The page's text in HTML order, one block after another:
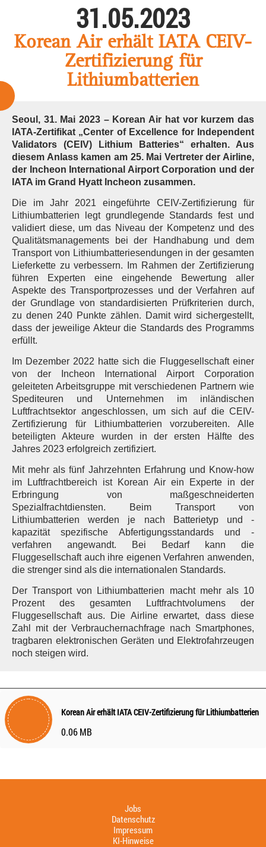
31.05.2023
Korean Air erhält IATA CEIV-
Zertifizierung für
Lithiumbatterien
Seoul, 31. Mai 2023 – Korean Air hat vor kurzem das
IATA-Zertifikat „Center of Excellence for Independent
Validators (CEIV) Lithium Batteries“ erhalten. Aus
diesem Anlass kamen am 25. Mai Vertreter der Airline,
der Incheon International Airport Corporation und der
IATA im Grand Hyatt Incheon zusammen.
Die im Jahr 2021 eingeführte CEIV-Zertifizierung für
Lithiumbatterien legt grundlegende Standards fest und
validiert diese, um das Niveau der Kompetenz und des
Qualitätsmanagements bei der Handhabung und dem
Transport von Lithiumbatteriesendungen in der gesamten
Lieferkette zu verbessern. Im Rahmen der Zertifizierung
führen Experten eine eingehende Bewertung aller
Aspekte des Transportprozesses und der Verfahren auf
der Grundlage von standardisierten Prüfkriterien durch,
zu denen 240 Punkte zählen. Damit wird sichergestellt,
dass der jeweilige Akteur die Standards des Programms
erfüllt.
Im Dezember 2022 hatte sich die Fluggesellschaft einer
von der Incheon International Airport Corporation
geleiteten Arbeitsgruppe mit verschiedenen Partnern wie
Spediteuren und Unternehmen im inländischen
Luftfrachtsektor angeschlossen, um sich auf die CEIV-
Zertifizierung für Lithiumbatterien vorzubereiten. Alle
beteiligten Akteure wurden in der ersten Hälfte des
Jahres 2023 erfolgreich zertifiziert.
Mit mehr als fünf Jahrzehnten Erfahrung und Know-how
im Luftfrachtbereich ist Korean Air ein Experte in der
Erbringung von maßgeschneiderten
Spezialfrachtdiensten. Beim Transport von
Lithiumbatterien werden je nach Batterietyp und -
kapazität spezifische Abfertigungsstandards und -
verfahren angewandt. Bei Bedarf kann die
Fluggesellschaft auch ihre eigenen Verfahren anwenden,
die strenger sind als die internationalen Standards.
Der Transport von Lithiumbatterien macht mehr als 10
Prozent des gesamten Luftfrachtvolumens der
Fluggesellschaft aus. Die Airline erwartet, dass diese
Zahl mit der Verbrauchernachfrage nach Smartphones,
tragbaren elektronischen Geräten und Elektrofahrzeugen
noch steigen wird.
Korean Air erhält IATA CEIV-Zertifizierung für Lithiumbatterien
0.06 MB
Jobs
Datenschutz
Impressum
KI-Hinweise